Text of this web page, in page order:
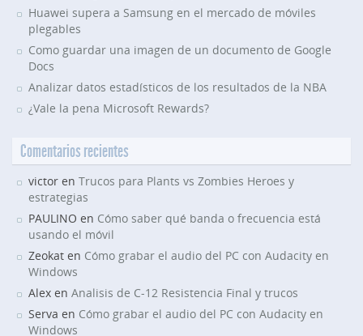
Huawei supera a Samsung en el mercado de móviles
plegables
Como guardar una imagen de un documento de Google
Docs
Analizar datos estadísticos de los resultados de la NBA
¿Vale la pena Microsoft Rewards?
Comentarios recientes
victor en Trucos para Plants vs Zombies Heroes y
estrategias
PAULINO en Cómo saber qué banda o frecuencia está
usando el móvil
Zeokat en Cómo grabar el audio del PC con Audacity en
Windows
Alex en Analisis de C-12 Resistencia Final y trucos
Serva en Cómo grabar el audio del PC con Audacity en
Windows